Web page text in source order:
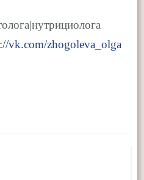
vk.com/zhogoleva_olga